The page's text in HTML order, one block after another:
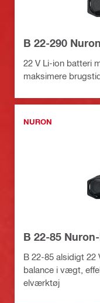
B 22-290
22 V Li-ion batteri
maksimere
NURON
B 22-85
B 22-85 alsidigt
balance i vægt,
elværktøj